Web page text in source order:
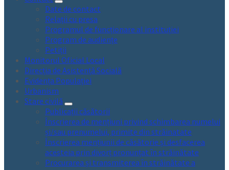
Date de contact
Relații cu presa
Programul de funcționare al instituției
Program de audiențe
Petiții
Monitorul Oficial Local
Direcția de Asistență Socială
Evidența Populației
Urbanism
Stare civilă
Publicații căsătorii
Înscrierea de mențiuni privind schimbarea numelui
și/sau prenumelui, primite din străinatate
Înscrierea mențiunii de căsătorie și desfacerea
acesteia prin divorț pronunțat în străinătate
Procurarea și transmiterea în străinătate a